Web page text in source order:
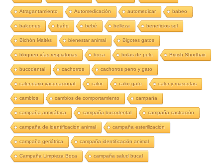
Atragantamiento Automedicación automedicar babeo
balcones baño bebé belleza beneficios sol
Bichón Maltés bienestar animal Bigotes gatos
bloqueo vías respiatorias boca bolas de pelo British Shorthair
bucodental cachorros cachorros perro y gato
calendario vacunacional calor calor gato calor y mascotas
cambios cambios de comportamiento campaña
campaña antirrábica campaña bucodental campaña castración
campaña de identificación animal campaña esterilización
campaña geriátrica campaña identificación animal
Campaña Limpieza Boca campaña salud bucal